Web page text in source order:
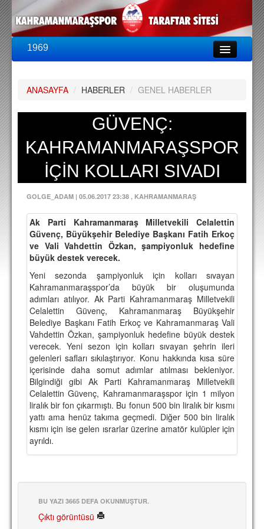
1969
PUAN DURUMU
FİKSTÜR
A TAKIM KADROSU
TEKNİK KADRO
TRANSFERLER
TARAFTAR
BİLETLER
DEPLASMAN
LİSANSLI ÜRÜNLER
MULTİMEDYA
FOTOĞRAF & VİDEOLAR
MARŞ & TEZAHÜRATLAR
KULÜP
AMBLEM
SPOR TESİSLERİ
SPONSORLAR
TARİHÇE
ANASAYFA / HABERLER / GENEL HABERLER
GÜVENÇ:
KAHRAMANMARAŞSPOR
İÇİN KOLLARI SIVADI
GOLGE_ADAM | 05.06.2017 23:38 , KAHRAMANMARAŞ
Ak Parti Kahramanmaraş Milletvekili Celalettin
Güvenç, Büyükşehir Belediye Başkanı Fatih Erkoç
ve Vali Vahdettin Özkan, şampiyonluk hedefine
büyük destek verecek.
Yeni sezonda şampiyonluk için kolları sıvayan
Kahramanmaraşspor’da büyük bir oluşumunda
adımları atılıyor. Ak Parti Kahramanmaraş Milletvekili
Celalettin Güvenç, Kahramanmaraş Büyükşehir
Belediye Başkanı Fatih Erkoç ve Kahramanmaraş Vali
Vahdettin Özkan, şampiyonluk hedefine büyük destek
verecek. Yeni sezon için kolları sıvayan şehrin ileri
gelenleri safları sıkılaştırıyor. Konu hakkında kısa süre
içerisinde daha somut adımlar atılması bekleniyor.
Bilgindiği gibi Ak Parti Kahramanmaraş Milletvekili
Celalettin Güvenç, Kahramanmaraşspor için 1 milyon
liralık bir fon çıkarmıştı. Bu fonun 500 bin liralık bir kısmı
yattı ama henüz takıma geçmedi. Diğer 500 bin liralık
kısmı için ise gelen ısrarlar üzerine amatör kulüpler için
ayrıldı.
BU YAZI 3665 DEFA OKUNMUŞTUR.
Çıktı görüntüsü